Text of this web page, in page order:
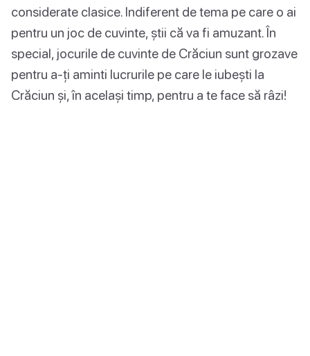
considerate clasice. Indiferent de tema pe care o ai
pentru un joc de cuvinte, știi că va fi amuzant. În
special, jocurile de cuvinte de Crăciun sunt grozave
pentru a-ți aminti lucrurile pe care le iubești la
Crăciun și, în același timp, pentru a te face să râzi!